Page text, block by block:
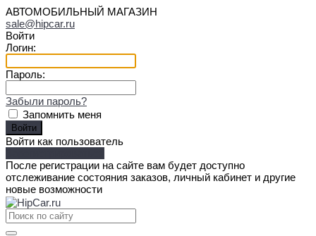
АВТОМОБИЛЬНЫЙ МАГАЗИН
sale@hipcar.ru
Войти
Логин:
Пароль:
Забыли пароль?
Запомнить меня
Войти как пользователь
После регистрации на сайте вам будет доступно
отслеживание состояния заказов, личный кабинет и другие
новые возможности